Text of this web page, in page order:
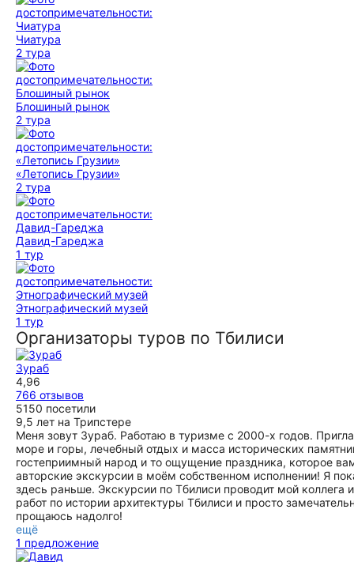
Чиатура
2 тура
Блошиный рынок
2 тура
«Летопись Грузии»
2 тура
Давид-Гареджа
1 тур
Этнографический музей
1 тур
Организаторы туров по Тбилиси
Зураб
4,96
766 отзывов
5150 посетили
9,5 лет на Трипстере
Меня зовут Зураб. Работаю в туризме с 2000-х годов.
море и горы, лечебный отдых и масса исторических
гостеприимный народ и то ощущение праздника, которое
авторские экскурсии в моём собственном исполнении! Я
здесь раньше. Экскурсии по Тбилиси проводит мой
работ по истории архитектуры Тбилиси и просто
прощаюсь надолго!
ещё
1 предложение